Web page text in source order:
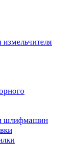
шлифмашин